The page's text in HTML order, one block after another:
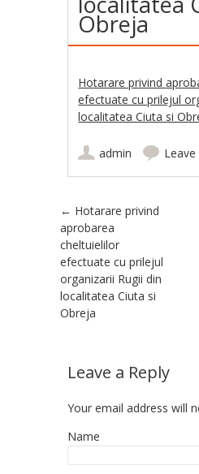
Obreja
Hotarare privind
efectuate cu prilejul
localitatea Ciuta si
admin
Post
← Hotarare privind
aprobarea
cheltuielilor
efectuate cu prilejul
organizarii Rugii din
localitatea Ciuta si
Obreja
Leave a Reply
Your email address will
Name